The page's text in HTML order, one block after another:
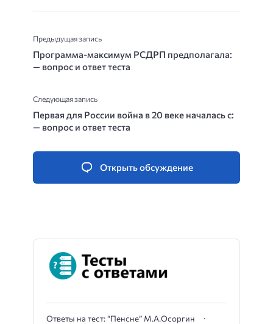
Предыдущая запись
Программа-максимум РСДРП предполагала:
— вопрос и ответ теста
Следующая запись
Первая для России война в 20 веке началась с:
— вопрос и ответ теста
Открыть обсуждение
Ответы на тест: “Пенсне” М.А.Осоргин